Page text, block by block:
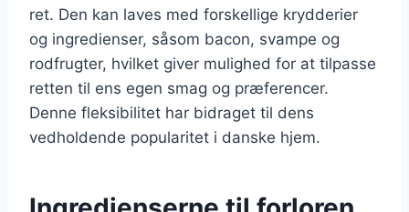
ret. Den kan laves med forskellige krydderier
og ingredienser, såsom bacon, svampe og
rodfrugter, hvilket giver mulighed for at tilpasse
retten til ens egen smag og præferencer.
Denne fleksibilitet har bidraget til dens
vedholdende popularitet i danske hjem.